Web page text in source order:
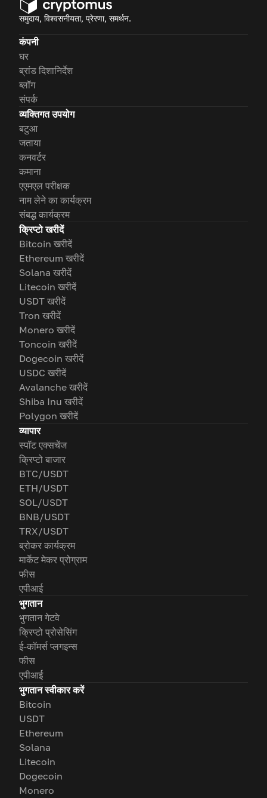
समुदाय, विश्वसनीयता, प्रेरणा, समर्थन.
कंपनी
घर
ब्रांड दिशानिर्देश
ब्लॉग
संपर्क
व्यक्तिगत उपयोग
बटुआ
जताया
कनवर्टर
कमाना
एएमएल परीक्षक
नाम लेने का कार्यक्रम
संबद्ध कार्यक्रम
क्रिप्टो खरीदें
Bitcoin खरीदें
Ethereum खरीदें
Solana खरीदें
Litecoin खरीदें
USDT खरीदें
Tron खरीदें
Monero खरीदें
Toncoin खरीदें
Dogecoin खरीदें
USDC खरीदें
Avalanche खरीदें
Shiba Inu खरीदें
Polygon खरीदें
व्यापार
स्पॉट एक्सचेंज
क्रिप्टो बाजार
BTC/USDT
ETH/USDT
SOL/USDT
BNB/USDT
TRX/USDT
ब्रोकर कार्यक्रम
मार्केट मेकर प्रोग्राम
फीस
एपीआई
भुगतान
भुगतान गेटवे
क्रिप्टो प्रोसेसिंग
ई-कॉमर्स प्लगइन्स
फीस
एपीआई
भुगतान स्वीकार करें
Bitcoin
USDT
Ethereum
Solana
Litecoin
Dogecoin
Monero